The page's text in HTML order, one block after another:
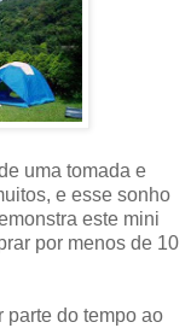
uma tomada e
e esse sonho
este mini
por menos de 10
parte do tempo ao